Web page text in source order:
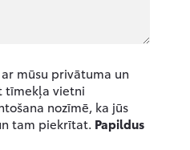
mūsu privātuma un
tīmekļa vietni
nozīmē, ka jūs
tam piekrītat. Papildus